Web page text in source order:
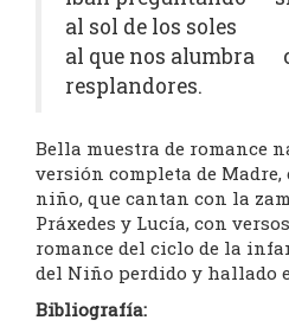
al sol de los soles
al que nos alumbra
resplandores.
Bella muestra de romance
versión completa de
niño, que cantan con la
Práxedes y Lucía, con
romance del ciclo de la
del Niño perdido y hallado
Bibliografía: